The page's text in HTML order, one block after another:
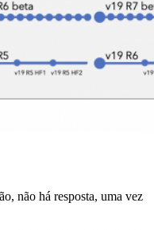
não há resposta, uma vez